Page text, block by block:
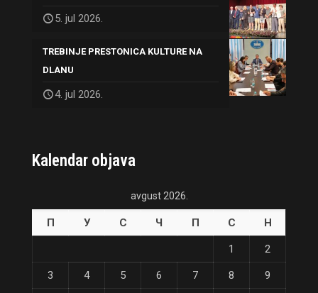
5. jul 2026.
TREBINJE PRESTONICA KULTURE NA
DLANU
4. jul 2026.
Kalendar objava
avgust 2026.
П У С Ч П С Н
1 2
3 4 5 6 7 8 9